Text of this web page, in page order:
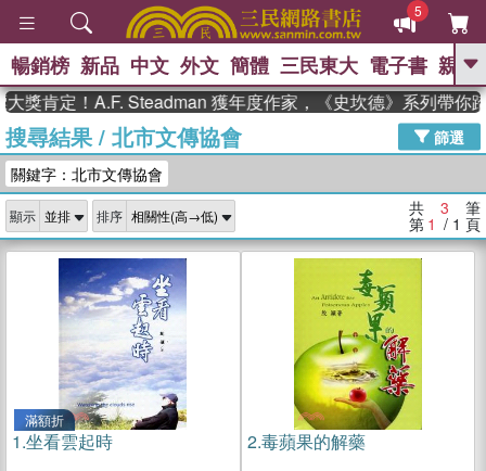
5
GO
熱搜： 高希均教授回憶錄
、 The Odyssey 、 父親節 、 如果歷
獎 臺灣漫遊錄 、 方念華 、 台灣的李
登輝時代
數學女孩：黎曼猜想 、
偉大的迷走神經
暢銷榜 新品 中文 外文 簡體 三民東大 電子書 親子
獎肯定！A.F. Steadman 獲年度作家，《史坎德》系列帶你
搜尋結果/ 北市文傳協會
篩選
關鍵字：北市文傳協會
顯示 排序 共 3 筆
第 1 / 1 頁
滿額折
1.坐看雲起時
2.毒蘋果的解藥